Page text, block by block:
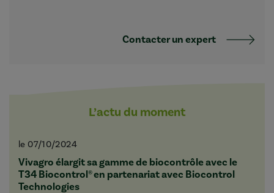
Contacter un expert
L’actu du moment
le 07/10/2024
Vivagro élargit sa gamme de biocontrôle avec le
T34 Biocontrol® en partenariat avec Biocontrol
Technologies